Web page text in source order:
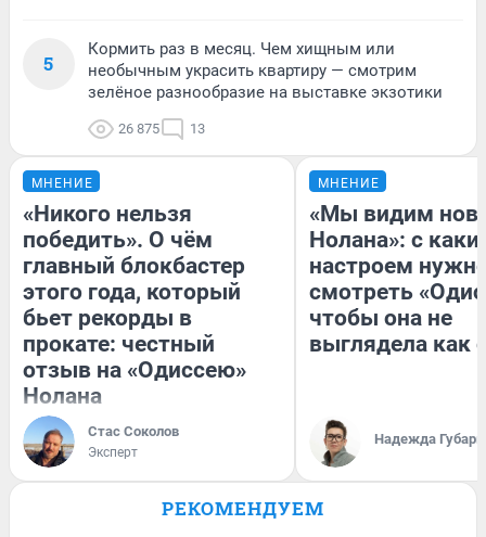
5
Кормить раз в месяц. Чем хищным или
необычным украсить квартиру — смотрим
зелёное разнообразие на выставке экзотики
26 875 13
МНЕНИЕ
«Никого нельзя
победить». О чём
главный блокбастер
этого года, который
бьет рекорды в
прокате: честный
отзыв на «Одиссею»
Нолана
Стас Соколов
Эксперт
МНЕНИЕ
«Мы видим
Нолана»: с
настроем
смотреть
чтобы она не
выглядела как
Надежда Губарь
РЕКОМЕНДУЕМ